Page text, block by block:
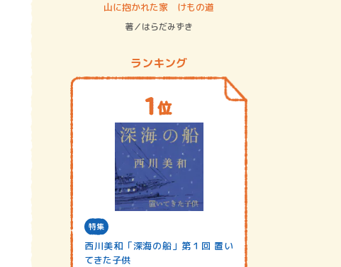
山に抱かれた家 けもの道
著／はらだみずき
ランキング
特集
西川美和「深海の船」第１回 置い
てきた子供